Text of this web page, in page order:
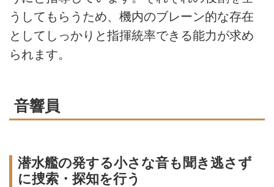
うしてもらうため、機内のブレーン的な存在
としてしっかりと指揮統率できる能力が求め
られます。
音響員
潜水艦の発する小さな音も聞き逃さず
に捜索・探知を行う